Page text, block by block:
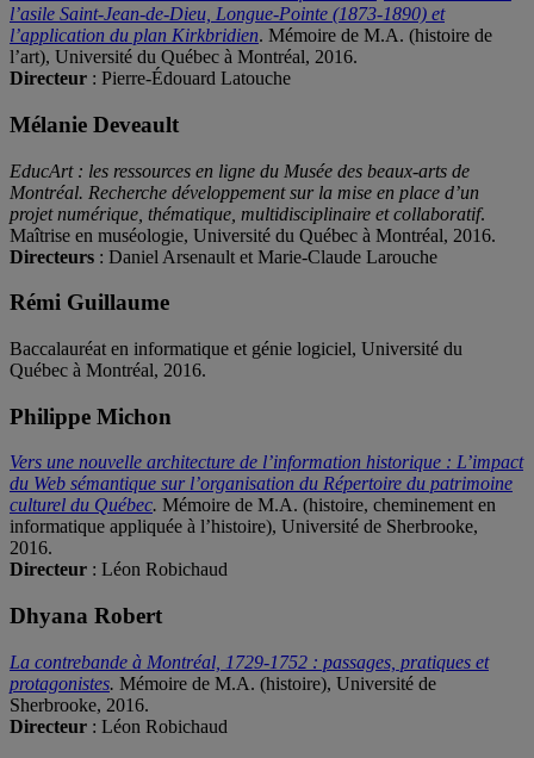
l’asile Saint-Jean-de-Dieu, Longue-Pointe (1873-1890) et
l’application du plan Kirkbridien. Mémoire de M.A. (histoire de
l’art), Université du Québec à Montréal, 2016.
Directeur : Pierre-Édouard Latouche
Mélanie Deveault
EducArt : les ressources en ligne du Musée des beaux-arts de
Montréal. Recherche développement sur la mise en place d’un
projet numérique, thématique, multidisciplinaire et collaboratif.
Maîtrise en muséologie, Université du Québec à Montréal, 2016.
Directeurs : Daniel Arsenault et Marie-Claude Larouche
Rémi Guillaume
Baccalauréat en informatique et génie logiciel, Université du
Québec à Montréal, 2016.
Philippe Michon
Vers une nouvelle architecture de l’information historique : L’impact
du Web sémantique sur l’organisation du Répertoire du patrimoine
culturel du Québec. Mémoire de M.A. (histoire, cheminement en
informatique appliquée à l’histoire), Université de Sherbrooke,
2016.
Directeur : Léon Robichaud
Dhyana Robert
La contrebande à Montréal, 1729-1752 : passages, pratiques et
protagonistes. Mémoire de M.A. (histoire), Université de
Sherbrooke, 2016.
Directeur : Léon Robichaud